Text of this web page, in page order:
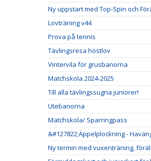
Ny uppstart med Top-Spin och
Lovträning v44
Prova på tennis
Tävlingsresa höstlov
Vintervila för grusbanorna
Matchskola 2024-2025
Till alla tävlingssugna juniorer!
Utebanorna
Matchskola/ Sparringpass
&#127822;Äppelplockning -
Ny termin med vuxenträning,